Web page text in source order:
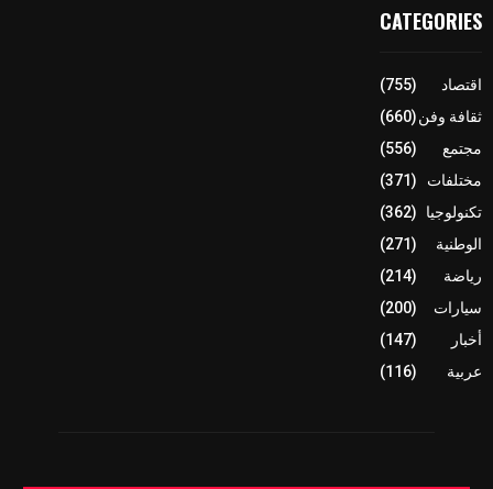
CATEGORIES
اقتصاد
(755)
ثقافة وفن(660)
مجتمع
(556)
مختلفات
(371)
تكنولوجيا
(362)
الوطنية
(271)
رياضة
(214)
سيارات
(200)
أخبار
(147)
عربية
(116)